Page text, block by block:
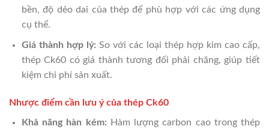
bền, độ dẻo dai của thép để phù hợp với các ứng dụng
cụ thể.
Giá thành hợp lý: So với các loại thép hợp kim cao cấp,
thép Ck60 có giá thành tương đối phải chăng, giúp tiết
kiệm chi phí sản xuất.
Nhược điểm cần lưu ý của thép Ck60
Khả năng hàn kém: Hàm lượng carbon cao trong thép